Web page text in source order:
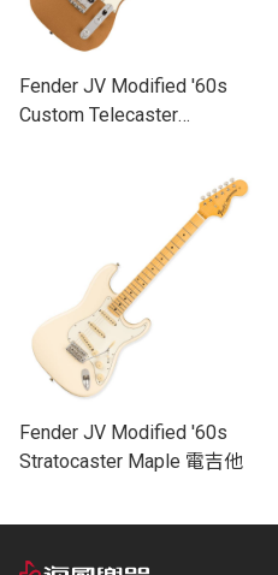
Fender JV Modified '60s
Custom Telecaster
Fender JV Modified '60s
Stratocaster Maple 電吉他